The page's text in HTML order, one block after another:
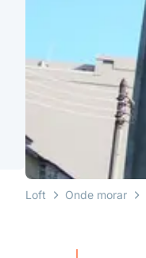
Loft Onde morar